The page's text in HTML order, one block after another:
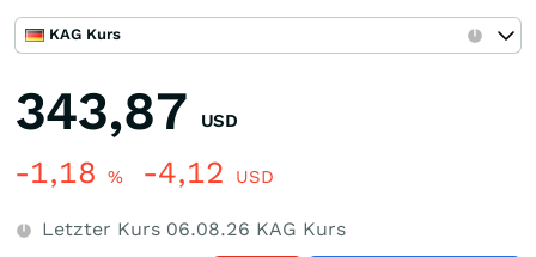
KAG Kurs
343,87 USD
-1,18 % -4,12 USD
Letzter Kurs 06.08.26 KAG Kurs